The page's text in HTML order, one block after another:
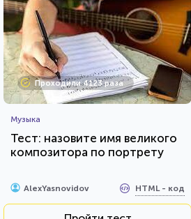
Проходили 4123 раза
Музыка
Тест: назовите имя великого
композитора по портрету
AlexYasnovidov HTML - код